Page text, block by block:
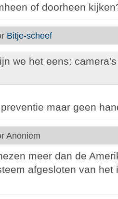
of doorheen
Bitje-scheef
we het eens:
maar geen
Anoniem
meer dan de
afgesloten van